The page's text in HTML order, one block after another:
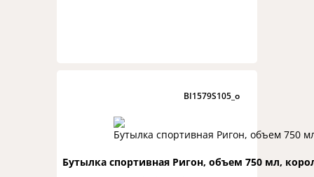
BI1579S105_o
Бутылка спортивная Ригон, объем 750 мл,